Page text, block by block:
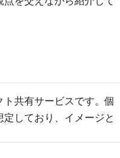
共有サービスです。個
しており、イメージと